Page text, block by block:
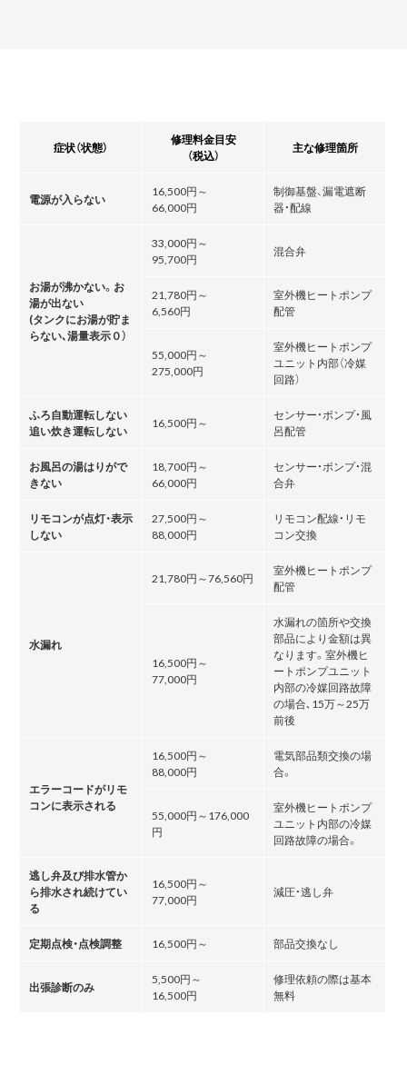
症状（状態）
修理料金目安
（税込）
主な修理箇所
電源が入らない
16,500円～
66,000円
制御基盤、漏電遮断
器・配線
お湯が沸かない。お
湯が出ない
(タンクにお湯が貯ま
らない､湯量表示０）
33,000円～
95,700円
混合弁
21,780円～
6,560円
室外機ヒートポンプ
配管
55,000円～
275,000円
室外機ヒートポンプ
ユニット内部（冷媒
回路）
ふろ自動運転しない
追い炊き運転しない
16,500円～
センサー・ポンプ・風
呂配管
お風呂の湯はりがで
きない
18,700円～
66,000円
センサー・ポンプ・混
合弁
リモコンが点灯・表示
しない
27,500円～
88,000円
リモコン配線・リモ
コン交換
水漏れ
21,780円～76,560円
室外機ヒートポンプ
配管
16,500円～
77,000円
水漏れの箇所や交換
部品により金額は異
なります。室外機ヒ
ートポンプユニット
内部の冷媒回路故障
の場合､15万～25万
前後
エラーコードがリモ
コンに表示される
16,500円～
88,000円
電気部品類交換の場
合。
55,000円～176,000
円
室外機ヒートポンプ
ユニット内部の冷媒
回路故障の場合。
逃し弁及び排水管か
ら排水され続けてい
る
16,500円～
77,000円
減圧・逃し弁
定期点検・点検調整 16,500円～ 部品交換なし
出張診断のみ
5,500円～
16,500円
修理依頼の際は基本
無料